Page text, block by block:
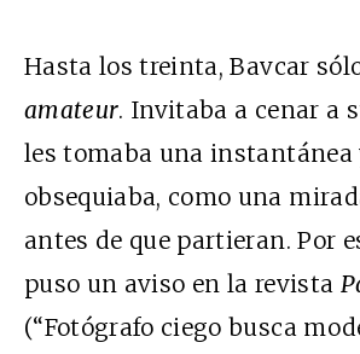
Hasta los treinta, Bavcar
amateur. Invitaba a cenar a
les tomaba una instantánea
obsequiaba, como una
antes de que partieran. Por
puso un aviso en la revista
(“Fotógrafo ciego busca